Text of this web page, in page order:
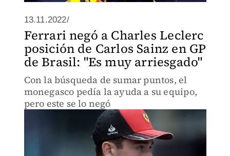
13.11.2022/
Ferrari negó a Charles Leclerc
posición de Carlos Sainz en GP
de Brasil: "Es muy arriesgado"
Con la búsqueda de sumar puntos, el
monegasco pedía la ayuda a su equipo,
pero este se lo negó